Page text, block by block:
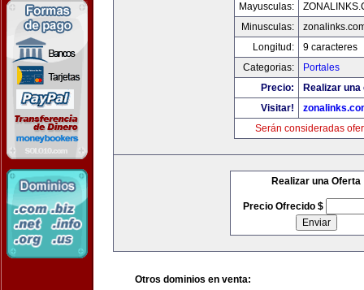
Mayusculas:
Minusculas:
Longitud:
9 caracteres
Categorias:
Portales
Precio:
Realizar
Visitar!
Serán consideradas
Realizar una Oferta
Precio Ofrecido $
Otros dominios en venta: